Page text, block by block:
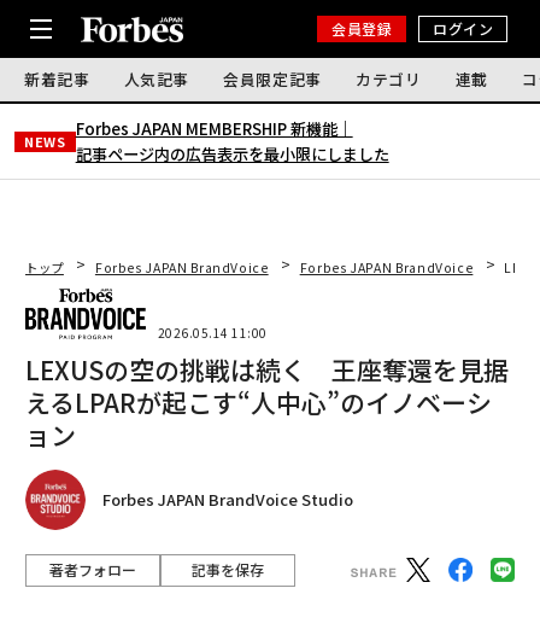
会員登録 ログイン
新着記事 人気記事 会員限定記事 カテゴリ 連載
NEWS
Forbes JAPAN MEMBERSHIP 新機能｜
記事ページ内の広告表示を最小限にしました
トップ Forbes JAPAN BrandVoice Forbes JAPAN BrandVoice
2026.05.14 11:00
LEXUSの空の挑戦は続く 王座奪還を見据
えるLPARが起こす“人中心”のイノベーシ
ョン
Forbes JAPAN BrandVoice Studio
著者フォロー 記事を保存